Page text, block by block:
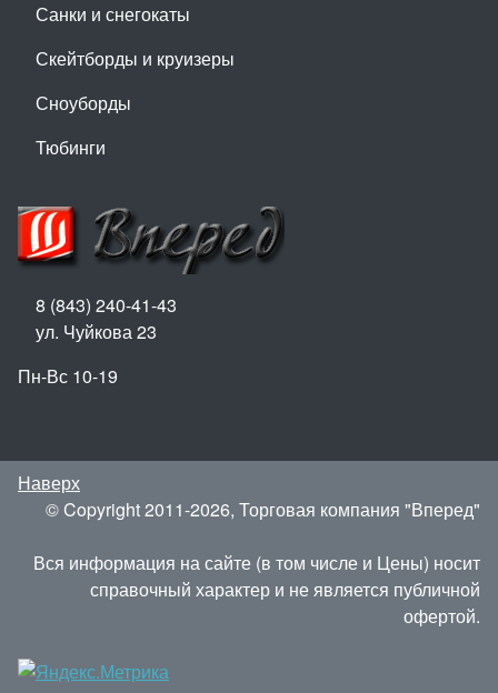
Санки и снегокаты
Скейтборды и круизеры
Сноуборды
Тюбинги
8 (843) 240-41-43
ул. Чуйкова 23
Пн-Вс 10-19
Наверх
© Copyright 2011-2026, Торговая компания "Вперед"
Вся информация на сайте (в том числе и Цены) носит
справочный характер и не является публичной
офертой.